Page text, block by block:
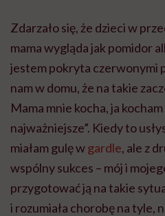
Zdarzało się, że dzieci w
mama wygląda jak pomidor
jestem pokryta czerwonymi
nam w domu, że na takie
Mama mnie kocha, ja
najważniejsze”. Kiedy to
miałam gulę wgardle, ale z
wspólny sukces – mój i
przygotować ją na takie
i rozumiała chorobę na tyle,